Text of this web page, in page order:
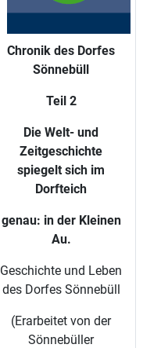
Chronik des Dorfes
Sönnebüll
Teil 2
Die Welt- und
Zeitgeschichte
spiegelt sich im
Dorfteich
genau: in der Kleinen
Au.
Geschichte und Leben
des Dorfes Sönnebüll
(Erarbeitet von der
Sönnebüller